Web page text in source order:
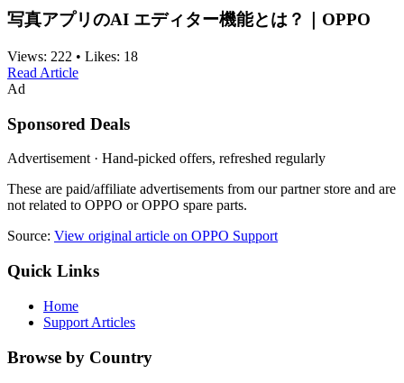
写真アプリのAI エディター機能とは？｜OPPO
Views: 222 • Likes: 18
Read Article
Ad
Sponsored Deals
Advertisement · Hand-picked offers, refreshed regularly
These are paid/affiliate advertisements from our partner store and are
not related to OPPO or OPPO spare parts.
Source: View original article on OPPO Support
Quick Links
Home
Support Articles
Browse by Country